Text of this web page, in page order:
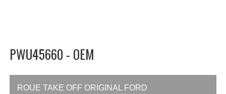
PWU45660 - OEM
ROUE TAKE OFF ORIGINAL FORD